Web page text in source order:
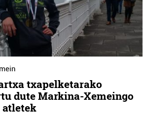
txapelketarako
dute Markina-Xemeingo
atletek